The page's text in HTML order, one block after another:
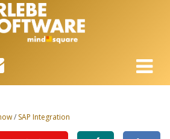
/ SAP Integration